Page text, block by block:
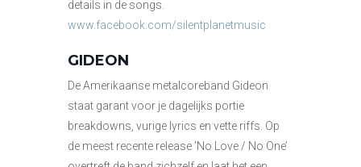
details in de songs.
www.facebook.com/silentplanetmusic
GIDEON
De Amerikaanse metalcoreband Gideon
staat garant voor je dagelijks portie
breakdowns, vurige lyrics en vette riffs. Op
de meest recente release ’No Love / No One’